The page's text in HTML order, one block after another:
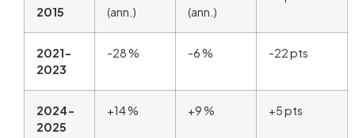
2015
(ann.)
(ann.)
2021-
2023
-28 % -6 % -22 pts
2024-
2025
+14 % +9 % +5 pts